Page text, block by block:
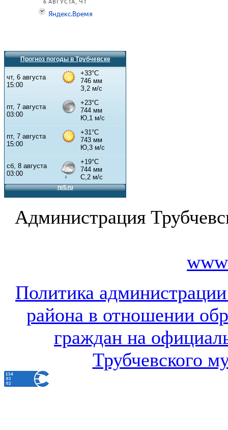
Прогноз погоды в Трубчевске
Администрация
Политика
района в отношении
граждан на
Трубчевского